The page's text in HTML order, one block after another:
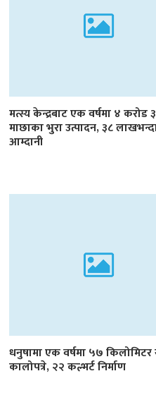
मत्स्य केन्द्रबाट एक वर्षमा ४ करोड
माछाका भुरा उत्पादन, ३८
आम्दानी
धनुषामा एक वर्षमा ५७
कालोपत्रे, २२ कल्भर्ट निर्माण